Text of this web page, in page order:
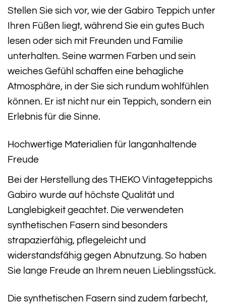
Stellen Sie sich vor, wie der Gabiro Teppich unter
Ihren Füßen liegt, während Sie ein gutes Buch
lesen oder sich mit Freunden und Familie
unterhalten. Seine warmen Farben und sein
weiches Gefühl schaffen eine behagliche
Atmosphäre, in der Sie sich rundum wohlfühlen
können. Er ist nicht nur ein Teppich, sondern ein
Erlebnis für die Sinne.
Hochwertige Materialien für langanhaltende
Freude
Bei der Herstellung des THEKO Vintageteppichs
Gabiro wurde auf höchste Qualität und
Langlebigkeit geachtet. Die verwendeten
synthetischen Fasern sind besonders
strapazierfähig, pflegeleicht und
widerstandsfähig gegen Abnutzung. So haben
Sie lange Freude an Ihrem neuen Lieblingsstück.
Die synthetischen Fasern sind zudem farbecht,